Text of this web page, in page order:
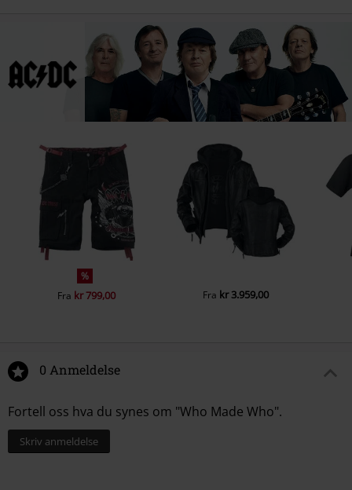
%
Fra kr 799,00 Fra kr 3.959,00
0 Anmeldelse
Fortell oss hva du synes om "Who Made Who".
Skriv anmeldelse